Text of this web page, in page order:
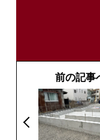
前の記事